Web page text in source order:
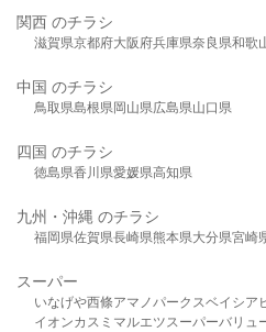
関西 のチラシ
滋賀県京都府大阪府兵庫県奈良県和歌
中国 のチラシ
鳥取県島根県岡山県広島県山口県
四国 のチラシ
徳島県香川県愛媛県高知県
九州・沖縄 のチラシ
福岡県佐賀県長崎県熊本県大分県宮崎
スーパー
いなげや西條アマノパークスベイシア
イオンカスミ マルエツスーパーバリュ